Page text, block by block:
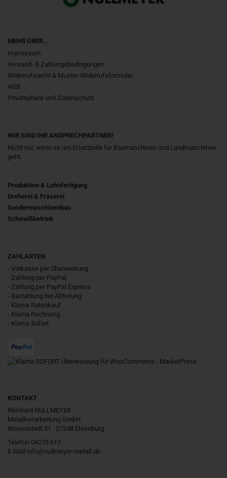
MEHR ÜBER...
Impressum
Versand- & Zahlungsbedingungen
Widerrufsrecht & Muster-Widerrufsformular
AGB
Privatsphäre und Datenschutz
WIR SIND IHR ANSPRECHPARTNER!
Nicht nur, wenn es um Ersatzteile für Baumaschinen und Landmaschinen
geht.
Produktion & Lohnfertigung
Dreherei & Fräserei
Sondermaschinenbau
Schweißbetrieb
ZAHLARTEN
- Vorkasse per Überweisung
- Zahlung per PayPal
- Zahlung per PayPal Express
- Barzahlung bei Abholung
- Klarna Ratenkauf
- Klarna Rechnung
- Klarna Sofort
KONTAKT
Reinhard NULLMEYER
Metallverarbeitung GmbH
Wesenstedt 51 . 27248 Ehrenburg
Telefon 04275 617
E-Mail info@nullmeyer-metall.de